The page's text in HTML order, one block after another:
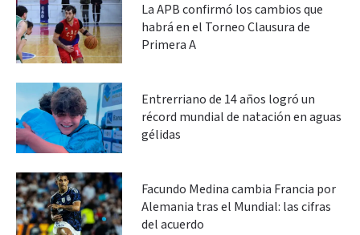
La APB confirmó los cambios que
habrá en el Torneo Clausura de
Primera A
Entrerriano de 14 años logró un
récord mundial de natación en aguas
gélidas
Facundo Medina cambia Francia por
Alemania tras el Mundial: las cifras
del acuerdo